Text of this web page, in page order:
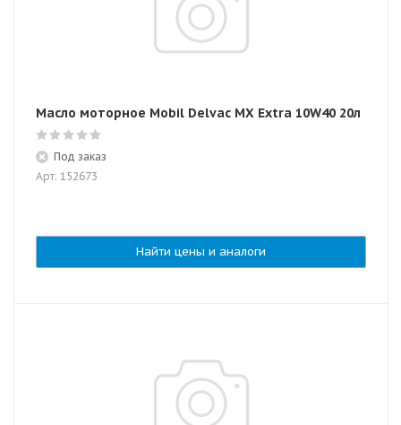
Масло моторное Mobil Delvac MX Extra 10W40 20л
Под заказ
Арт: 152673
Найти цены и аналоги